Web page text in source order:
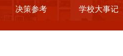
决策参考 学校大事记